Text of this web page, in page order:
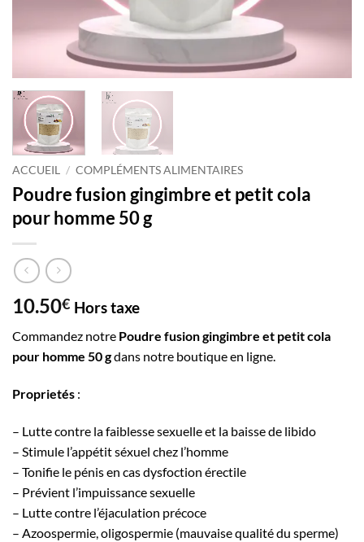
ACCUEIL / COMPLÉMENTS ALIMENTAIRES
Poudre fusion gingimbre et petit cola
pour homme 50 g
10.50€ Hors taxe
Commandez notre Poudre fusion gingimbre et petit cola
pour homme 50 gdans notre boutique en ligne.
Proprietés :
– Lutte contre la faiblesse sexuelle et la baisse de libido
– Stimule l’appétit séxuel chez l’homme
– Tonifie le pénis en cas dysfoction érectile
– Prévient l’impuissance sexuelle
– Lutte contre l’éjaculation précoce
– Azoospermie, oligospermie (mauvaise qualité du sperme)